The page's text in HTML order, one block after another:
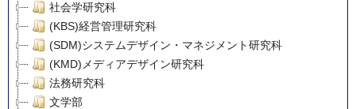
社会学研究科
(KBS)経営管理研究科
(SDM)システムデザイン・マネジメント研究科
(KMD)メディアデザイン研究科
法務研究科
文学部